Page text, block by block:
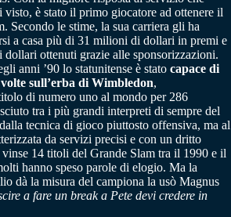
visto, è stato il primo giocatore ad ottenere il
Secondo le stime, la sua carriera gli ha
a casa più di 31 milioni di dollari in premi e
ottenuti grazie alle sponsorizzazioni.
anni ’90 lo statunitense è stato capace di
sull’erba di Wimbledon,
di numero uno al mondo per 286
tra i più grandi interpreti di sempre del
tecnica di gioco piuttosto offensiva, ma al
da servizi precisi e con un dritto
vinse 14 titoli del Grande Slam tra il 1990 e il
hanno speso parole di elogio. Ma la
dà la misura del campiona la usò Magnus
a fare un break a Pete devi credere in